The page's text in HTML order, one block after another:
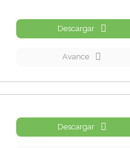
Descargar
Avance
Descargar